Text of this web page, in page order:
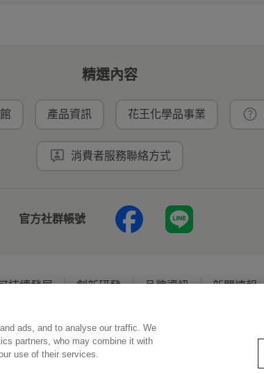
精選內容
產品資訊 花王化學品事業
消費者服務聯絡方式
官方社群帳號
持續發展 創新研發 品牌資訊 新聞速報
使用規範 隱私保護 Social Media Policy
ads, and to analyse our traffic. We
partners, who may combine it with
use of their services.